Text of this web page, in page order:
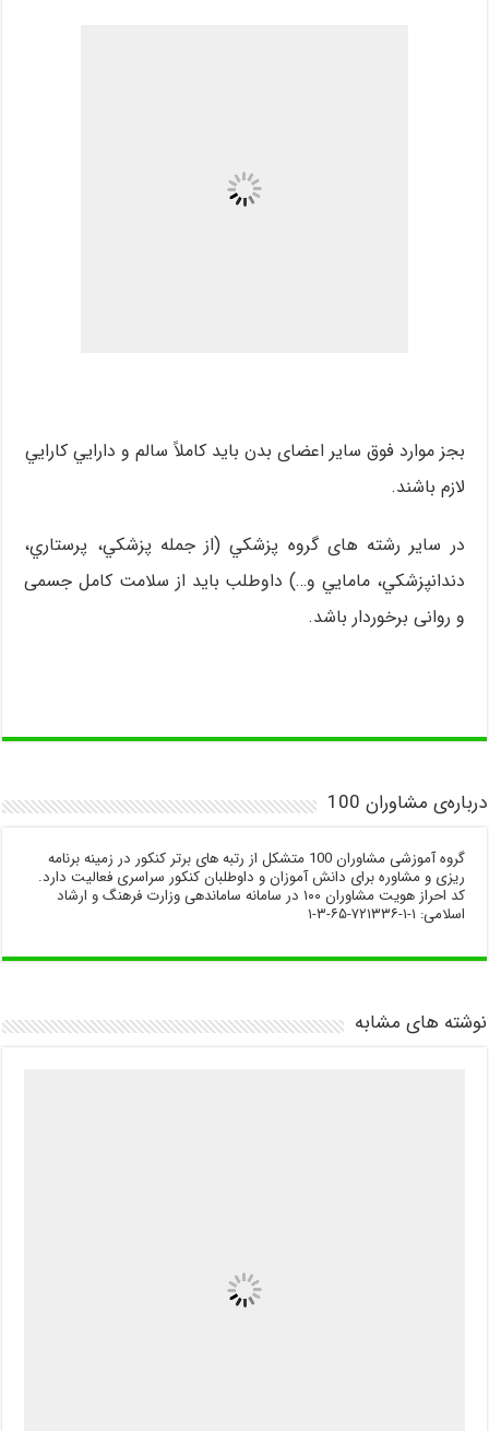
بجز موارد فوق سایر اعضای بدن بايد كاملاً سالم و دارایي كارايي
لازم باشند.
در ساير رشته های گروه پزشكي (از جمله پزشكي، پرستاري،
دندانپزشكي، مامايي و…) داوطلب بايد از سلامت كامل جسمی
و روانی برخوردار باشد.
درباره‌ی مشاوران 100
گروه آموزشی مشاوران 100 متشکل از رتبه های برتر کنکور در زمینه برنامه
ریزی و مشاوره برای دانش آموزان و داوطلبان کنکور سراسری فعالیت دارد.
کد احراز هویت مشاوران ۱۰۰ در سامانه ساماندهی وزارت فرهنگ و ارشاد
اسلامی: ۱-۱-۷۲۱۳۳۶-۶۵-۳-۱
نوشته های مشابه